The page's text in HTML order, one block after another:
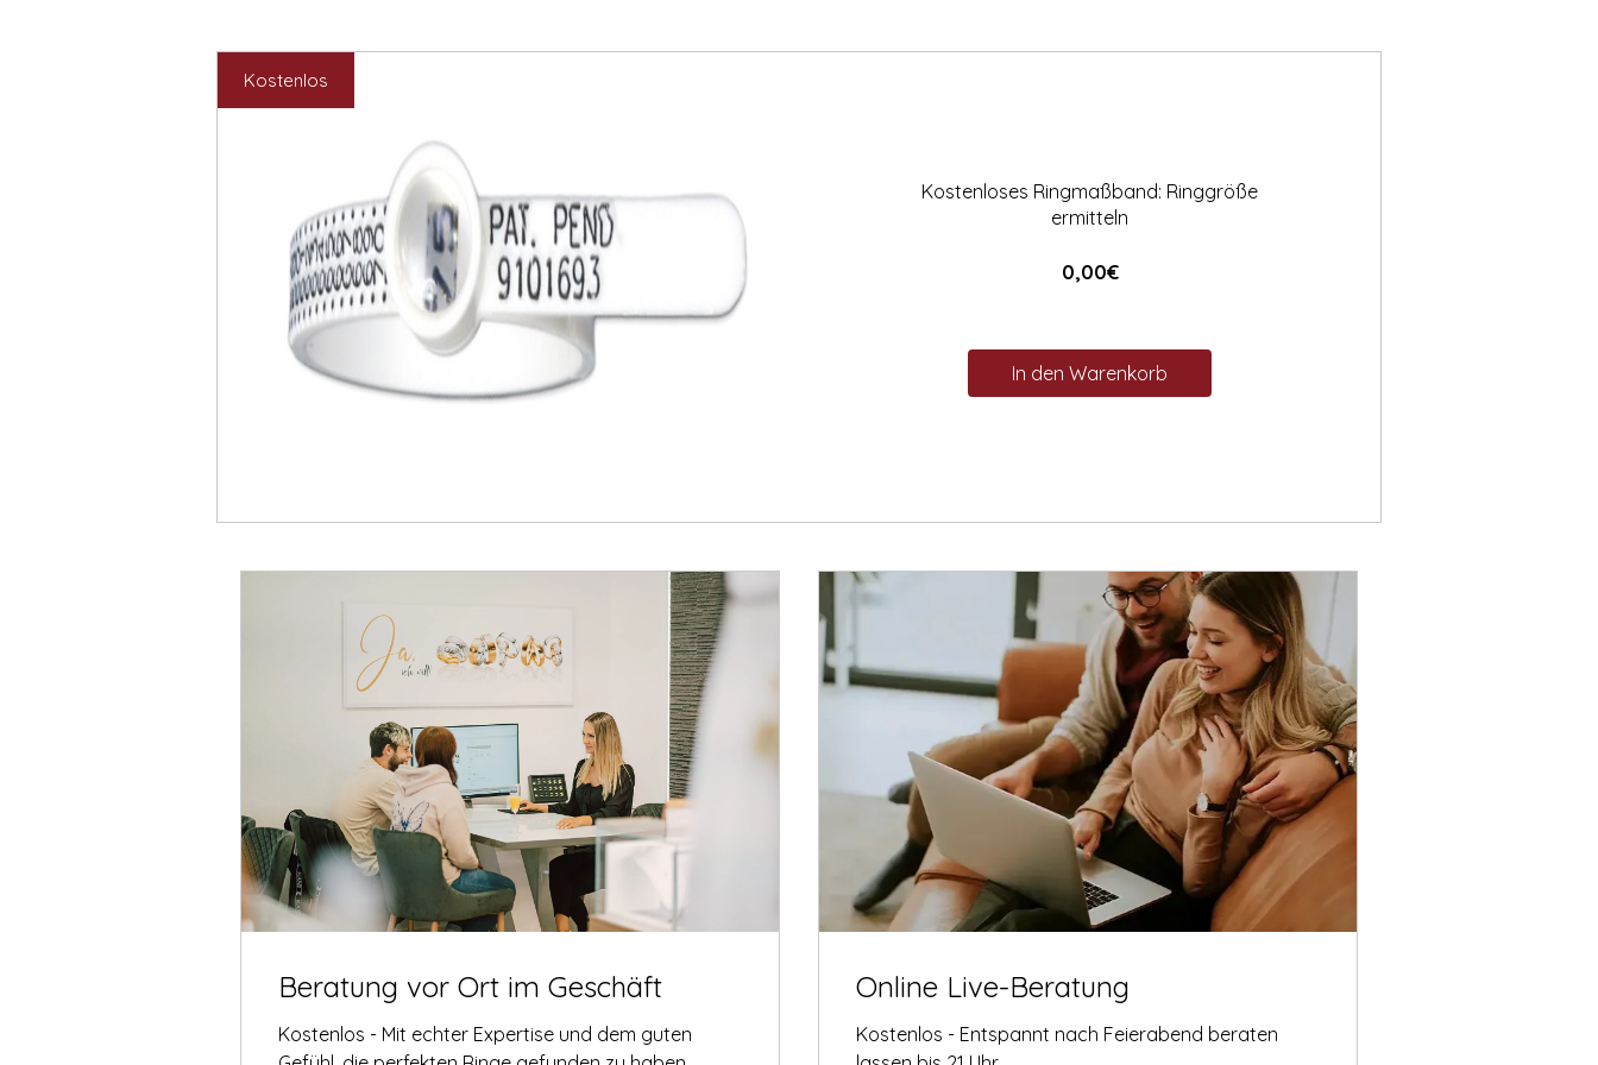
Kostenlos
Kostenloses Ringmaßband: Ringgröße
ermitteln
0,00€Preis
In den Warenkorb
Beratung vor Ort im Geschäft
Kostenlos - Mit echter Expertise und dem guten
Online Live-Beratung
Kostenlos - Entspannt nach Feierabend beraten